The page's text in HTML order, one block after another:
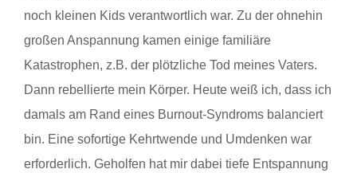
noch kleinen Kids verantwortlich war. Zu der ohnehin
großen Anspannung kamen einige familiäre
Katastrophen, z.B. der plötzliche Tod meines Vaters.
Dann rebellierte mein Körper. Heute weiß ich, dass ich
damals am Rand eines Burnout-Syndroms balanciert
bin. Eine sofortige Kehrtwende und Umdenken war
erforderlich. Geholfen hat mir dabei tiefe Entspannung